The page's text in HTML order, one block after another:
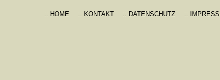
:: HOME :: KONTAKT :: DATENSCHUTZ ::